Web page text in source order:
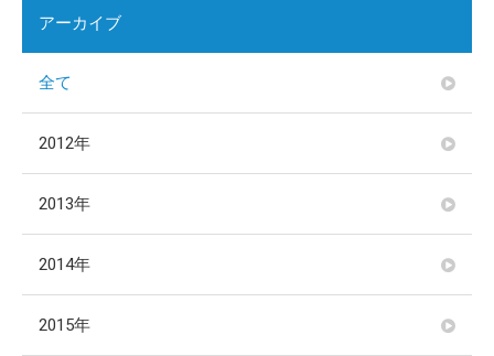
アーカイブ
全て
2012年
2013年
2014年
2015年